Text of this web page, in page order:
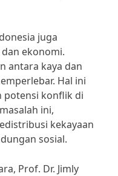
juga
ekonomi.
antara kaya dan
Hal ini
potensi konflik di
ini,
kekayaan
sosial.
Prof. Dr. Jimly